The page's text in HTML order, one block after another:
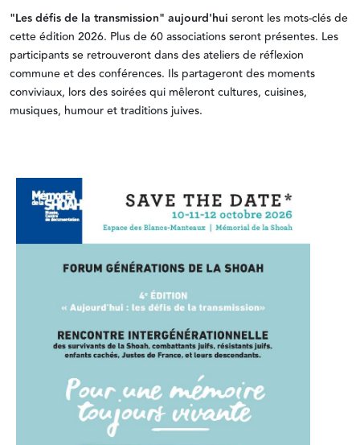
"Les défis de la transmission" aujourd'hui seront les mots-clés de
cette édition 2026. Plus de 60 associations seront présentes. Les
participants se retrouveront dans des ateliers de réflexion
commune et des conférences. Ils partageront des moments
conviviaux, lors des soirées qui mêleront cultures, cuisines,
musiques, humour et traditions juives.